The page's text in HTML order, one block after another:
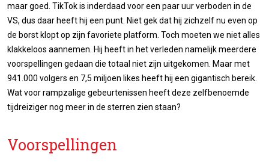
maar goed. TikTok is inderdaad voor een paar uur verboden in de
VS, dus daar heeft hij een punt. Niet gek dat hij zichzelf nu even op
de borst klopt op zijn favoriete platform. Toch moeten we niet alles
klakkeloos aannemen. Hij heeft in het verleden namelijk meerdere
voorspellingen gedaan die totaal niet zijn uitgekomen. Maar met
941.000 volgers en 7,5 miljoen likes heeft hij een gigantisch bereik.
Wat voor rampzalige gebeurtenissen heeft deze zelfbenoemde
tijdreiziger nog meer in de sterren zien staan?
Voorspellingen